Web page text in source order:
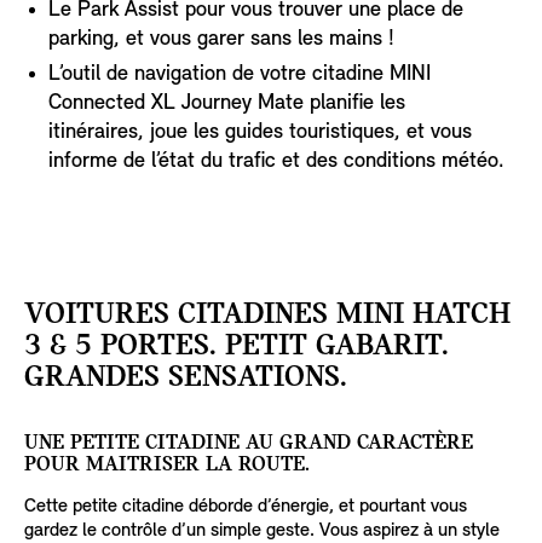
Le Park Assist pour vous trouver une place de
parking, et vous garer sans les mains !
L’outil de navigation de votre citadine MINI
Connected XL Journey Mate planifie les
itinéraires, joue les guides touristiques, et vous
informe de l’état du trafic et des conditions météo.
VOITURES CITADINES MINI HATCH
3 & 5 PORTES. PETIT GABARIT.
GRANDES SENSATIONS.
UNE PETITE CITADINE AU GRAND CARACTÈRE
POUR MAITRISER LA ROUTE.
Cette petite citadine déborde d’énergie, et pourtant vous
gardez le contrôle d’un simple geste. Vous aspirez à un style